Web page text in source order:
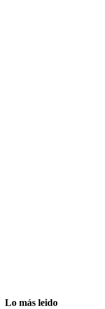
Lo más leido